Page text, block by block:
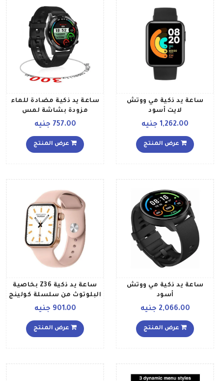
ساعة يد ذكية مي ووتش
لايت أسود
1,262.00 جنيه
عرض المنتج
ساعة يد ذكية مضادة للماء
مزودة بشاشة لمس
وخاصية تتبع معدل ضربات
لأجهزة أندرويد iOS أسود
757.00 جنيه
عرض المنتج
ساعة يد ذكية مي ووتش
أسود
2,066.00 جنيه
عرض المنتج
ساعة يد ذكية Z36 بخاصية
البلوتوث من سلسلة كولينج
7 مع شحن لاسلكي بتقنية
901.00 جنيه
عرض المنتج